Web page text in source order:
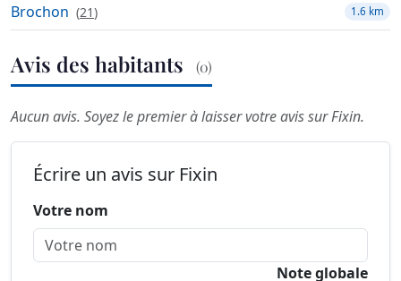
Brochon (21) 1.6 km
Avis des habitants (0)
Aucun avis. Soyez le premier à laisser votre avis sur Fixin.
Écrire un avis sur Fixin
Votre nom
Note globale